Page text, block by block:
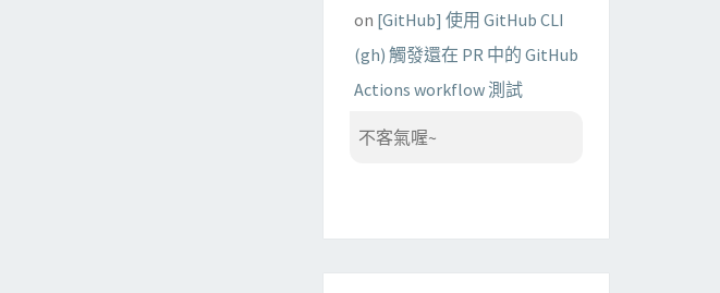
on [GitHub] 使用 GitHub CLI
(gh) 觸發還在 PR 中的 GitHub
Actions workflow 測試
不客氣喔~